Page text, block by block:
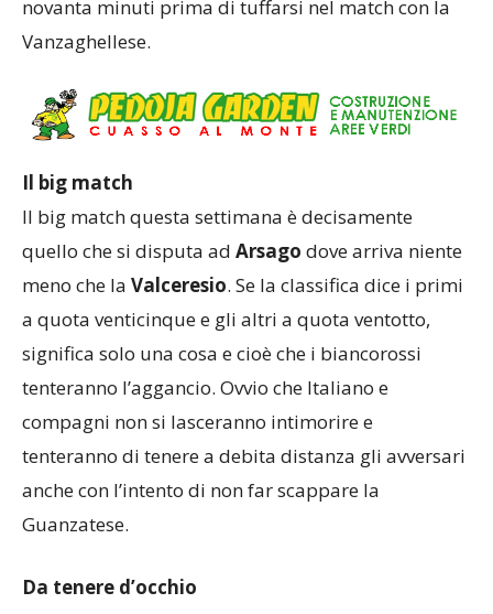
novanta minuti prima di tuffarsi nel match con la
Vanzaghellese.
Il big match
Il big match questa settimana è decisamente
quello che si disputa ad Arsagodove arriva niente
meno che laValceresio. Se la classifica dice i primi
a quota venticinque e gli altri a quota ventotto,
significa solo una cosa e cioè che i biancorossi
tenteranno l’aggancio. Ovvio che Italiano e
compagni non si lasceranno intimorire e
tenteranno di tenere a debita distanza gli avversari
anche con l’intento di non far scappare la